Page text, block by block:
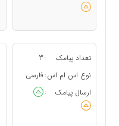
تعداد پیامک :
3
نوع اس ام اس : فارسی
ارسال پیامک
: